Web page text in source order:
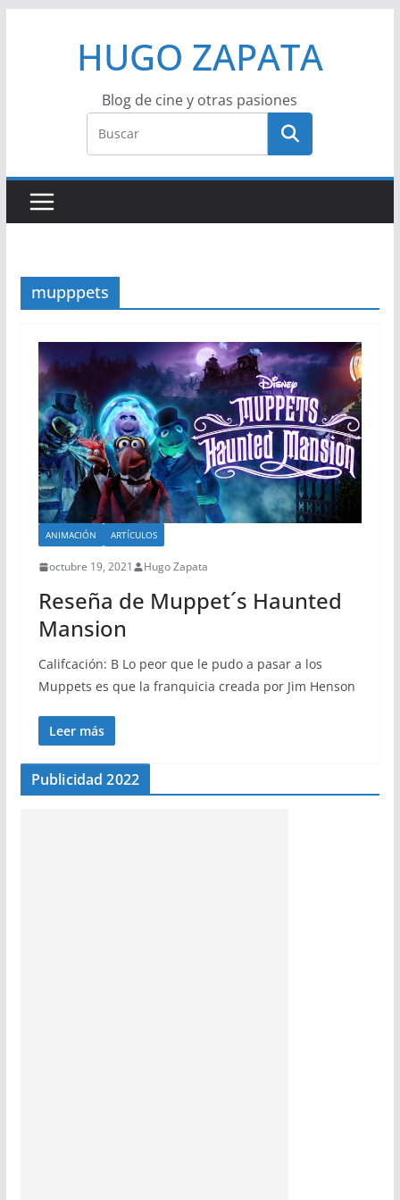
HUGO ZAPATA
Blog de cine y otras pasiones
mupppets
ANIMACIÓN ARTÍCULOS
octubre 19, 2021 Hugo Zapata
Reseña de Muppet´s Haunted
Mansion
Califcación: B Lo peor que le pudo a pasar a los
Muppets es que la franquicia creada por Jim Henson
Leer más
Publicidad 2022